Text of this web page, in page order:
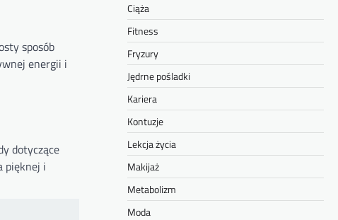
sposób
energii i
dotyczące
pięknej i
Ciąża
Fitness
Fryzury
Jędrne pośladki
Kariera
Kontuzje
Lekcja życia
Makijaż
Metabolizm
Moda